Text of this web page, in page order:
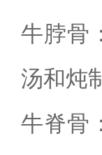
牛脖骨
汤和炖
牛脊骨